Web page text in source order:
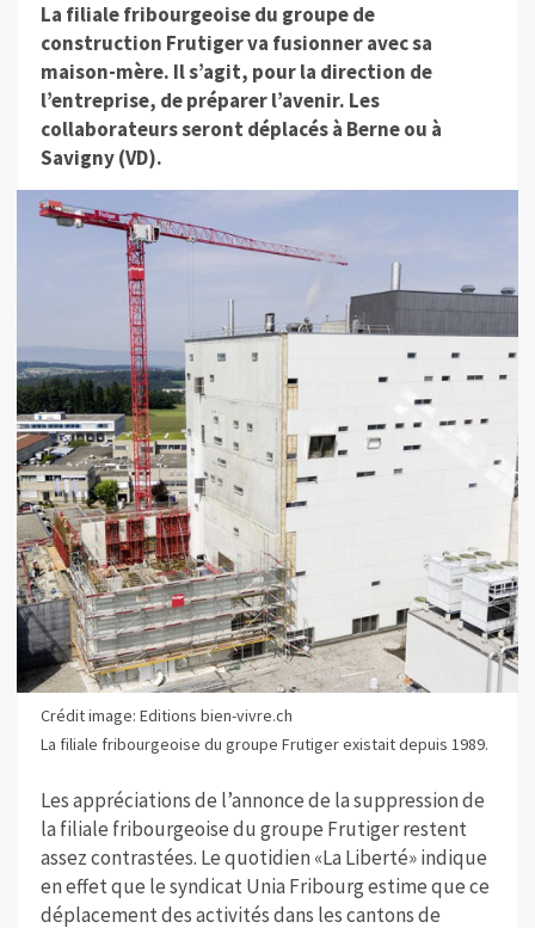
La filiale fribourgeoise du groupe de
construction Frutiger va fusionner avec sa
maison-mère. Il s’agit, pour la direction de
l’entreprise, de préparer l’avenir. Les
collaborateurs seront déplacés à Berne ou à
Savigny (VD).
Crédit image: Editions bien-vivre.ch
La filiale fribourgeoise du groupe Frutiger existait depuis 1989.
Les appréciations de l’annonce de la suppression de
la filiale fribourgeoise du groupe Frutiger restent
assez contrastées. Le quotidien «La Liberté» indique
en effet que le syndicat Unia Fribourg estime que ce
déplacement des activités dans les cantons de